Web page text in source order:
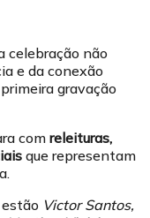
celebração não
e da conexão
gravação
com releituras,
que representam
Victor Santos,